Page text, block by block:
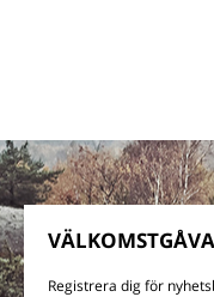
Registrera dig för